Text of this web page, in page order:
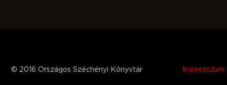
© 2016 Országos Széchényi Könyvtár Impresszum